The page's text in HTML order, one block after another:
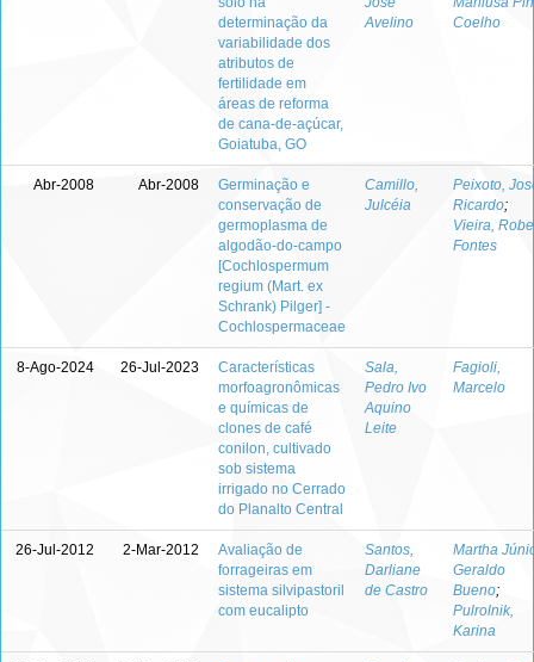
determinação da
variabilidade dos
atributos de
fertilidade em
áreas de reforma
de cana-de-açúcar,
Goiatuba, GO
Avelino
Coelho
Abr-2008 Abr-2008
Germinação e
conservação de
germoplasma de
algodão-do-campo
[Cochlospermum
regium (Mart. ex
Schrank) Pilger] -
Cochlospermaceae
Camillo,
Julcéia
Peixoto,
Ricardo;
Vieira,
Fontes
8-Ago-2024 26-Jul-2023
Características
morfoagronômicas
e químicas de
clones de café
conilon, cultivado
sob sistema
irrigado no Cerrado
do Planalto Central
Sala,
Pedro Ivo
Aquino
Leite
Fagioli,
Marcelo
26-Jul-2012 2-Mar-2012
Avaliação de
forrageiras em
sistema silvipastoril
com eucalipto
Santos,
Darliane
de Castro
Martha
Geraldo
Bueno;
Pulrolnik,
Karina